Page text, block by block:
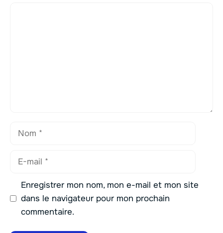
Nom
Enregistrer mon nom, mon e-mail et mon site
dans le navigateur pour mon prochain
commentaire.